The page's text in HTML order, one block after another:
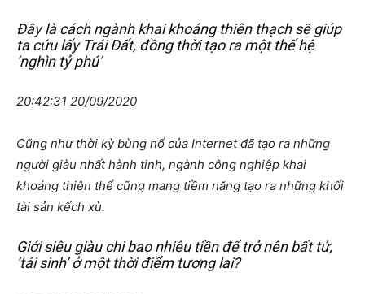
Đây là cách ngành khai khoáng thiên thạch sẽ giúp
ta cứu lấy Trái Đất, đồng thời tạo ra một thế hệ
‘nghìn tỷ phú’
20:42:31 20/09/2020
Cũng như thời kỳ bùng nổ của Internet đã tạo ra những
người giàu nhất hành tinh, ngành công nghiệp khai
khoáng thiên thể cũng mang tiềm năng tạo ra những khối
tài sản kếch xù.
Giới siêu giàu chi bao nhiêu tiền để trở nên bất tử,
‘tái sinh’ ở một thời điểm tương lai?